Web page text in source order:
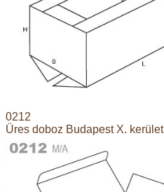
0212
Üres doboz Budapest X. kerület